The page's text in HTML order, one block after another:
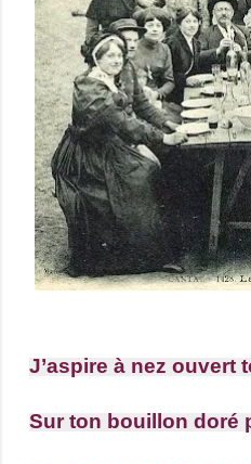
J’aspire à nez ouvert
Sur ton bouillon doré